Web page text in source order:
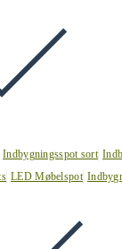
Indbygningsspot sort
LED Møbelspot